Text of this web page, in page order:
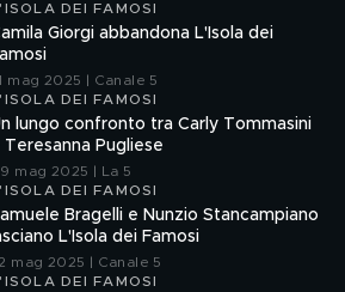
DEI FAMOSI
Giorgi abbandona L'Isola dei
mag 2025 | Canale 5
DEI FAMOSI
lungo confronto tra Carly Tommasini
Teresanna Pugliese
mag 2025 | La 5
DEI FAMOSI
Bragelli e Nunzio Stancampiano
L'Isola dei Famosi
mag 2025 | Canale 5
DEI FAMOSI